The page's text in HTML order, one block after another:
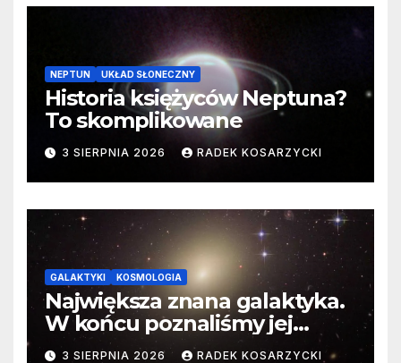
NEPTUN UKŁAD SŁONECZNY
Historia księżyców Neptuna?
To skomplikowane
3 SIERPNIA 2026 RADEK KOSARZYCKI
GALAKTYKI KOSMOLOGIA
Największa znana galaktyka.
W końcu poznaliśmy jej
faktyczne wymiary
3 SIERPNIA 2026 RADEK KOSARZYCKI